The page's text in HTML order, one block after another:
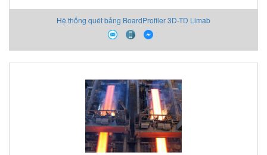
Hệ thống quét bảng BoardProfiler 3D-TD Limab